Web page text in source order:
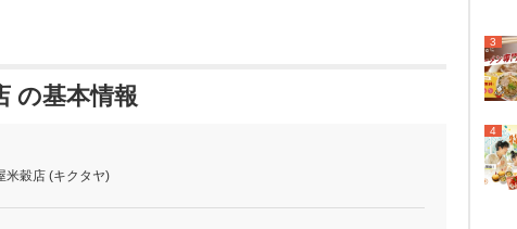
の基本情報
米穀店 (キクタヤ)
3
4